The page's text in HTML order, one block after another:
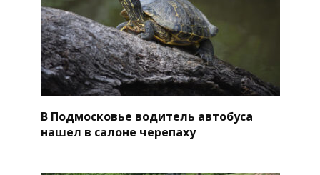
В Подмосковье водитель автобуса
нашел в салоне черепаху